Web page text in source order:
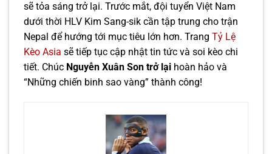
sẽ tỏa sáng trở lại. Trước mắt, đội tuyển Việt Nam
dưới thời HLV Kim Sang-sik cần tập trung cho trận
Nepal để hướng tới mục tiêu lớn hơn. Trang Tỷ Lệ
Kèo Asia sẽ tiếp tục cập nhật tin tức và soi kèo chi
tiết. Chúc Nguyễn Xuân Son trở lại hoàn hảo và
“Những chiến binh sao vàng” thành công!